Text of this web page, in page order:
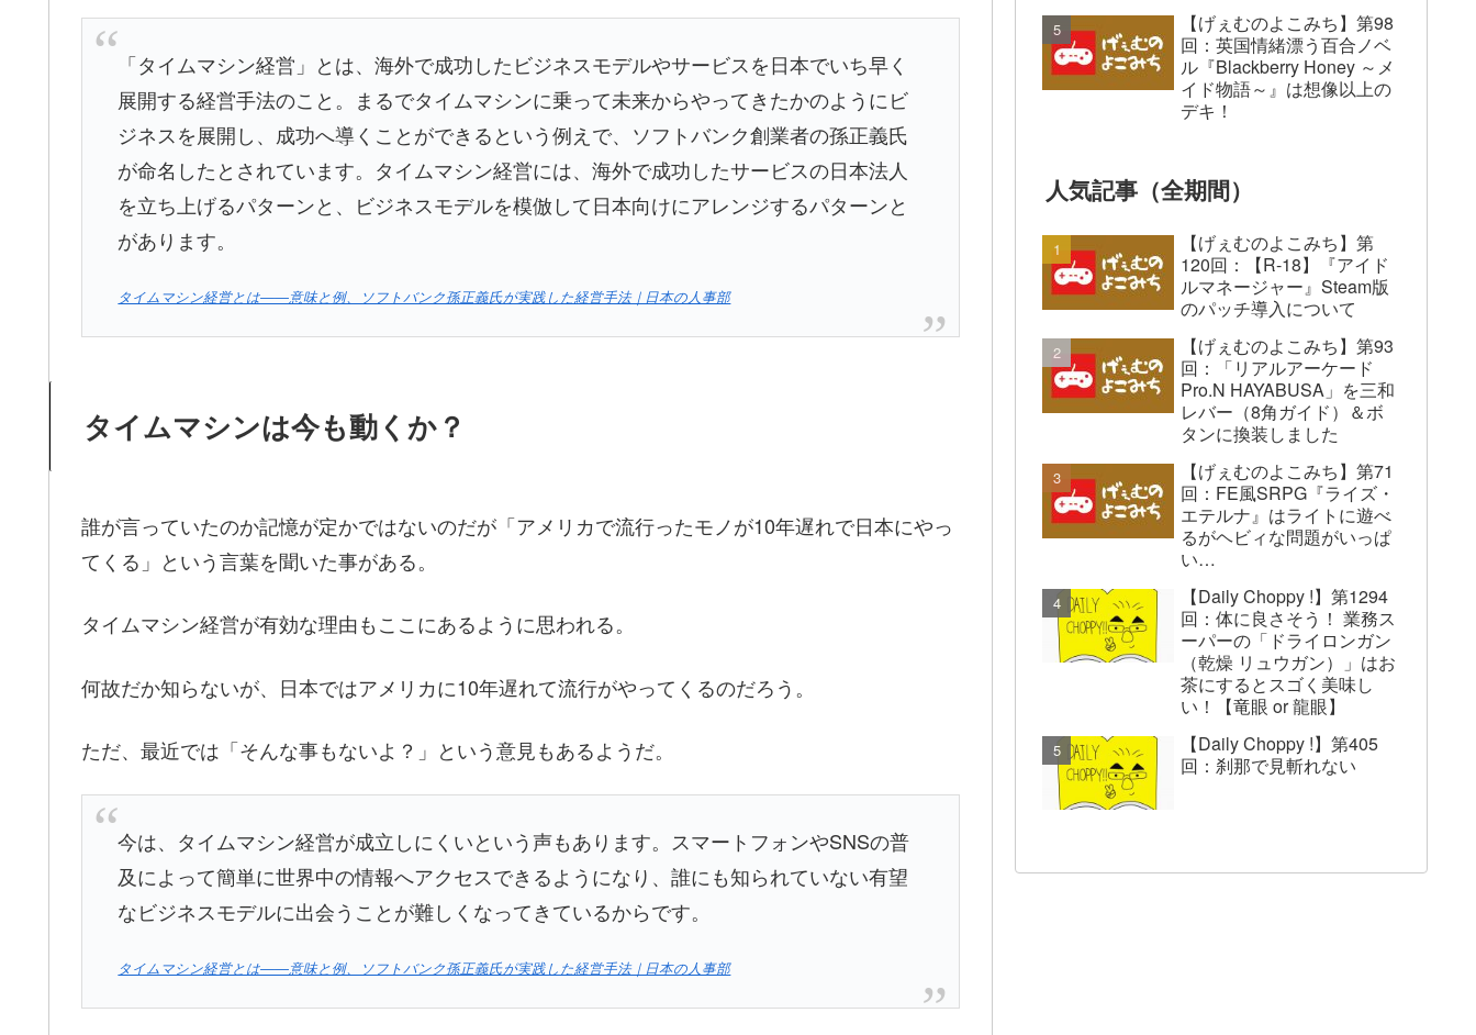
「タイムマシン経営」とは、海外で成功したビジネスモデルやサービスを日本でいち早く
展開する経営手法のこと。まるでタイムマシンに乗って未来からやってきたかのようにビ
ジネスを展開し、成功へ導くことができるという例えで、ソフトバンク創業者の孫正義氏
が命名したとされています。タイムマシン経営には、海外で成功したサービスの日本法人
を立ち上げるパターンと、ビジネスモデルを模倣して日本向けにアレンジするパターンと
があります。
タイムマシン経営とは――意味と例、ソフトバンク孫正義氏が実践した経営手法｜日本の人事部
タイムマシンは今も動くか？
誰が言っていたのか記憶が定かではないのだが「アメリカで流行ったモノが10年遅れで日本にやっ
てくる」という言葉を聞いた事がある。
タイムマシン経営が有効な理由もここにあるように思われる。
何故だか知らないが、日本ではアメリカに10年遅れて流行がやってくるのだろう。
ただ、最近では「そんな事もないよ？」という意見もあるようだ。
今は、タイムマシン経営が成立しにくいという声もあります。スマートフォンやSNSの普
及によって簡単に世界中の情報へアクセスできるようになり、誰にも知られていない有望
なビジネスモデルに出会うことが難しくなってきているからです。
タイムマシン経営とは――意味と例、ソフトバンク孫正義氏が実践した経営手法｜日本の人事部
【げぇむのよこみち】第98
回：英国情緒漂う百合ノベ
ル『Blackberry Honey ～メ
イド物語～』は想像以上の
デキ！
人気記事（全期間）
【げぇむのよこみち】第
120回：【R-18】『アイド
ルマネージャー』Steam版
のパッチ導入について
【げぇむのよこみち】第93
回：「リアルアーケード
Pro.N HAYABUSA」を三和
レバー（8角ガイド）＆ボ
タンに換装しました
【げぇむのよこみち】第71
回：FE風SRPG『ライズ・
エテルナ』はライトに遊べ
るがヘビィな問題がいっぱ
い…
【Daily Choppy !】第1294
回：体に良さそう！ 業務ス
ーパーの「ドライロンガン
（乾燥 リュウガン）」はお
茶にするとスゴく美味し
い！【竜眼 or 龍眼】
【Daily Choppy !】第405
回：刹那で見斬れない